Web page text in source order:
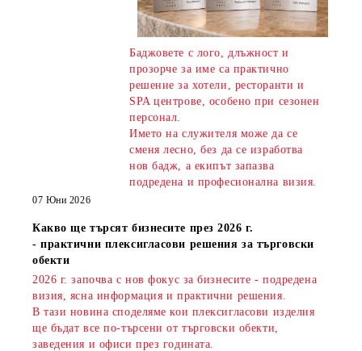
Баджовете с лого, длъжност и
прозорче за име са практично
решение за хотели, ресторанти и
SPA центрове, особено при сезонен
персонал.
Името на служителя може да се
сменя лесно, без да се изработва
нов бадж, а екипът запазва
подредена и професионална визия.
07 Юни 2026
Какво ще търсят бизнесите през 2026 г.
- практични плексигласови решения за търговски
обекти
2026 г. започва с нов фокус за бизнесите - подредена
визия, ясна информация и практични решения.
В тази новина споделяме кои плексигласови изделия
ще бъдат все по-търсени от търговски обекти,
заведения и офиси през годината.